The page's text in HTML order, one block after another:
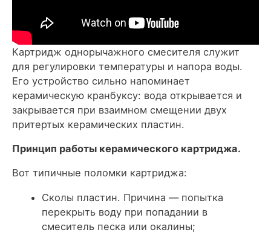
Картридж однорычажного смесителя служит
для регулировки температуры и напора воды.
Его устройство сильно напоминает
керамическую кранбуксу: вода открывается и
закрывается при взаимном смещении двух
притертых керамических пластин.
Принцип работы керамического картриджа.
Вот типичные поломки картриджа:
Сколы пластин. Причина — попытка
перекрыть воду при попадании в
смеситель песка или окалины;